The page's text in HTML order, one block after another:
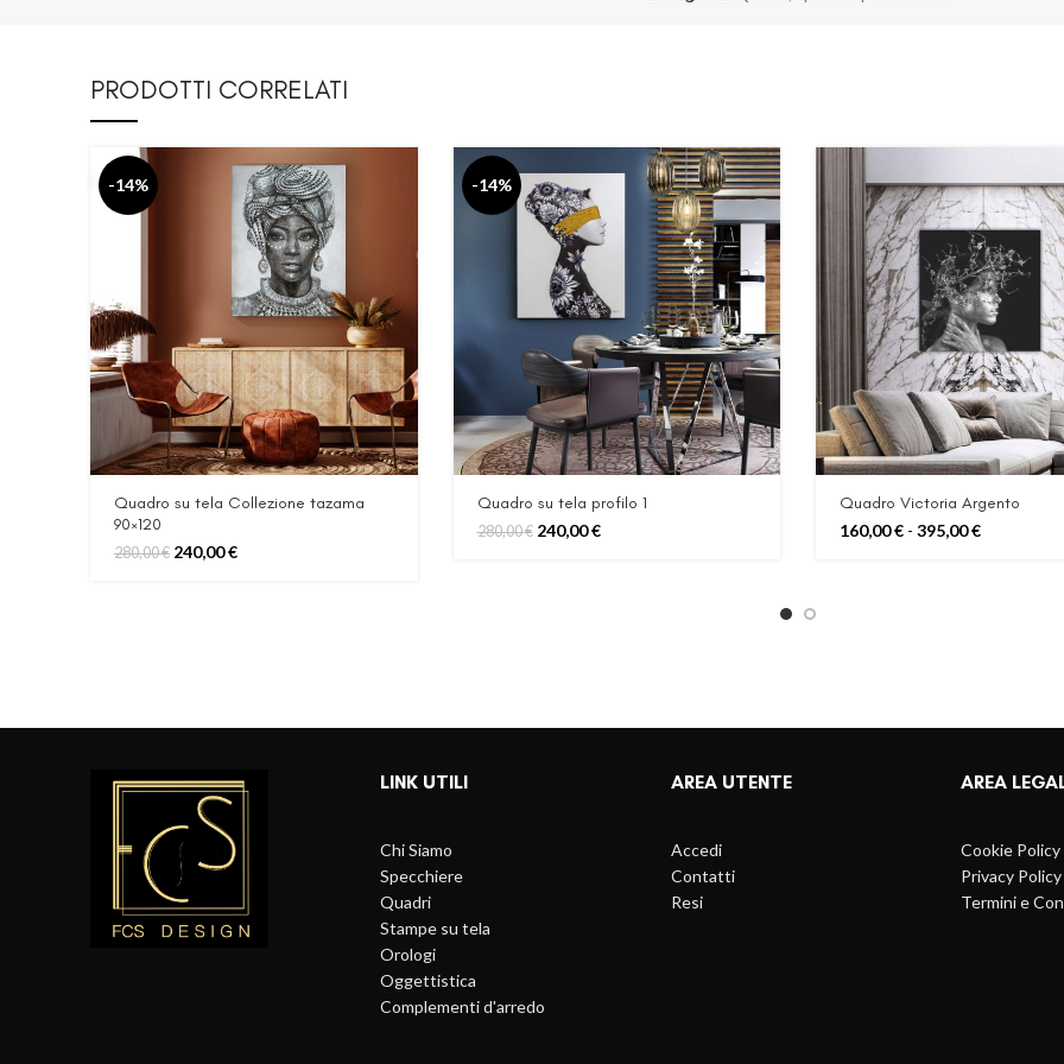
PRODOTTI CORRELATI
-14%
Quadro su tela Collezione tazama
90×120
280,00€ Il
240,00€Il
-14%
Quadro su tela profilo 1
280,00€ Il
240,00€Il
Quadro Victoria Argento
160,00€ - 395,00€Fascia
LINK UTILI
Chi Siamo
Specchiere
Quadri
Stampe su tela
Orologi
Oggettistica
Complementi d'arredo
AREA UTENTE
Accedi
Contatti
Resi
AREA
Cookie Policy
Privacy Policy
Termini e